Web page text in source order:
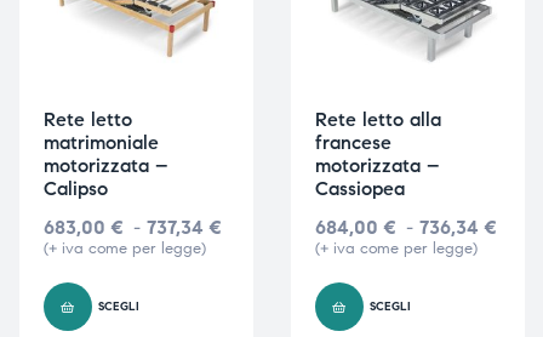
Rete letto
matrimoniale
motorizzata –
Calipso
683,00 € - 737,34 €
(+ iva come per legge)
SCEGLI
Rete letto alla
francese
motorizzata –
Cassiopea
684,00 € - 736,34 €
(+ iva come per legge)
SCEGLI